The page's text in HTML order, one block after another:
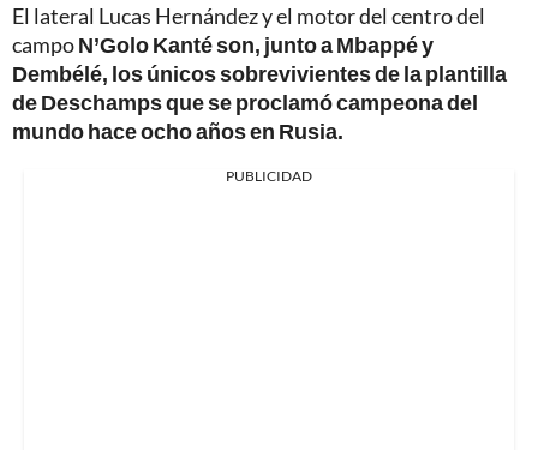
El lateral Lucas Hernández y el motor del centro del
campoN’Golo Kanté son, junto a Mbappé y
Dembélé, los únicos sobrevivientes de la plantilla
de Deschamps que se proclamó campeona del
mundo hace ocho años en Rusia.
PUBLICIDAD